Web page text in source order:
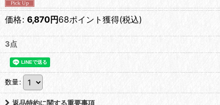
価格: 6,870円68ポイント獲得(税込)
3点
数量:
返品特約に関する重要事項